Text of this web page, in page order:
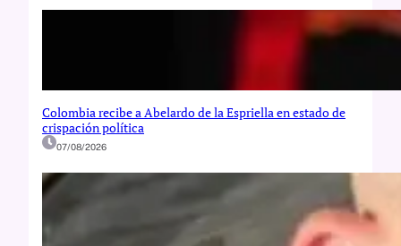
Colombia recibe a Abelardo de la Espriella en estado de
crispación política
07/08/2026